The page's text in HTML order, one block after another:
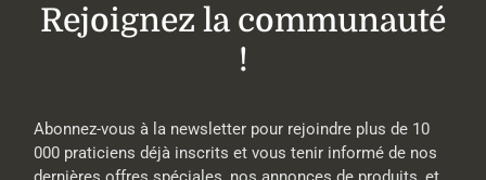
Rejoignez la communauté
!
Abonnez-vous à la newsletter pour rejoindre plus de 10
000 praticiens déjà inscrits et vous tenir informé de nos